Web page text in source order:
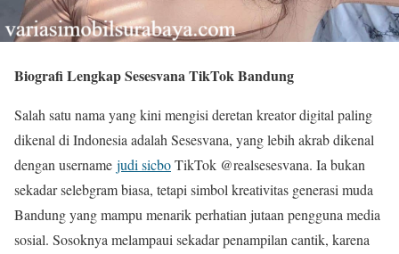
Biografi Lengkap Sesesvana TikTok Bandung
Salah satu nama yang kini mengisi deretan kreator digital paling
dikenal di Indonesia adalah Sesesvana, yang lebih akrab dikenal
dengan username judi sicboTikTok @realsesesvana. Ia bukan
sekadar selebgram biasa, tetapi simbol kreativitas generasi muda
Bandung yang mampu menarik perhatian jutaan pengguna media
sosial. Sosoknya melampaui sekadar penampilan cantik, karena